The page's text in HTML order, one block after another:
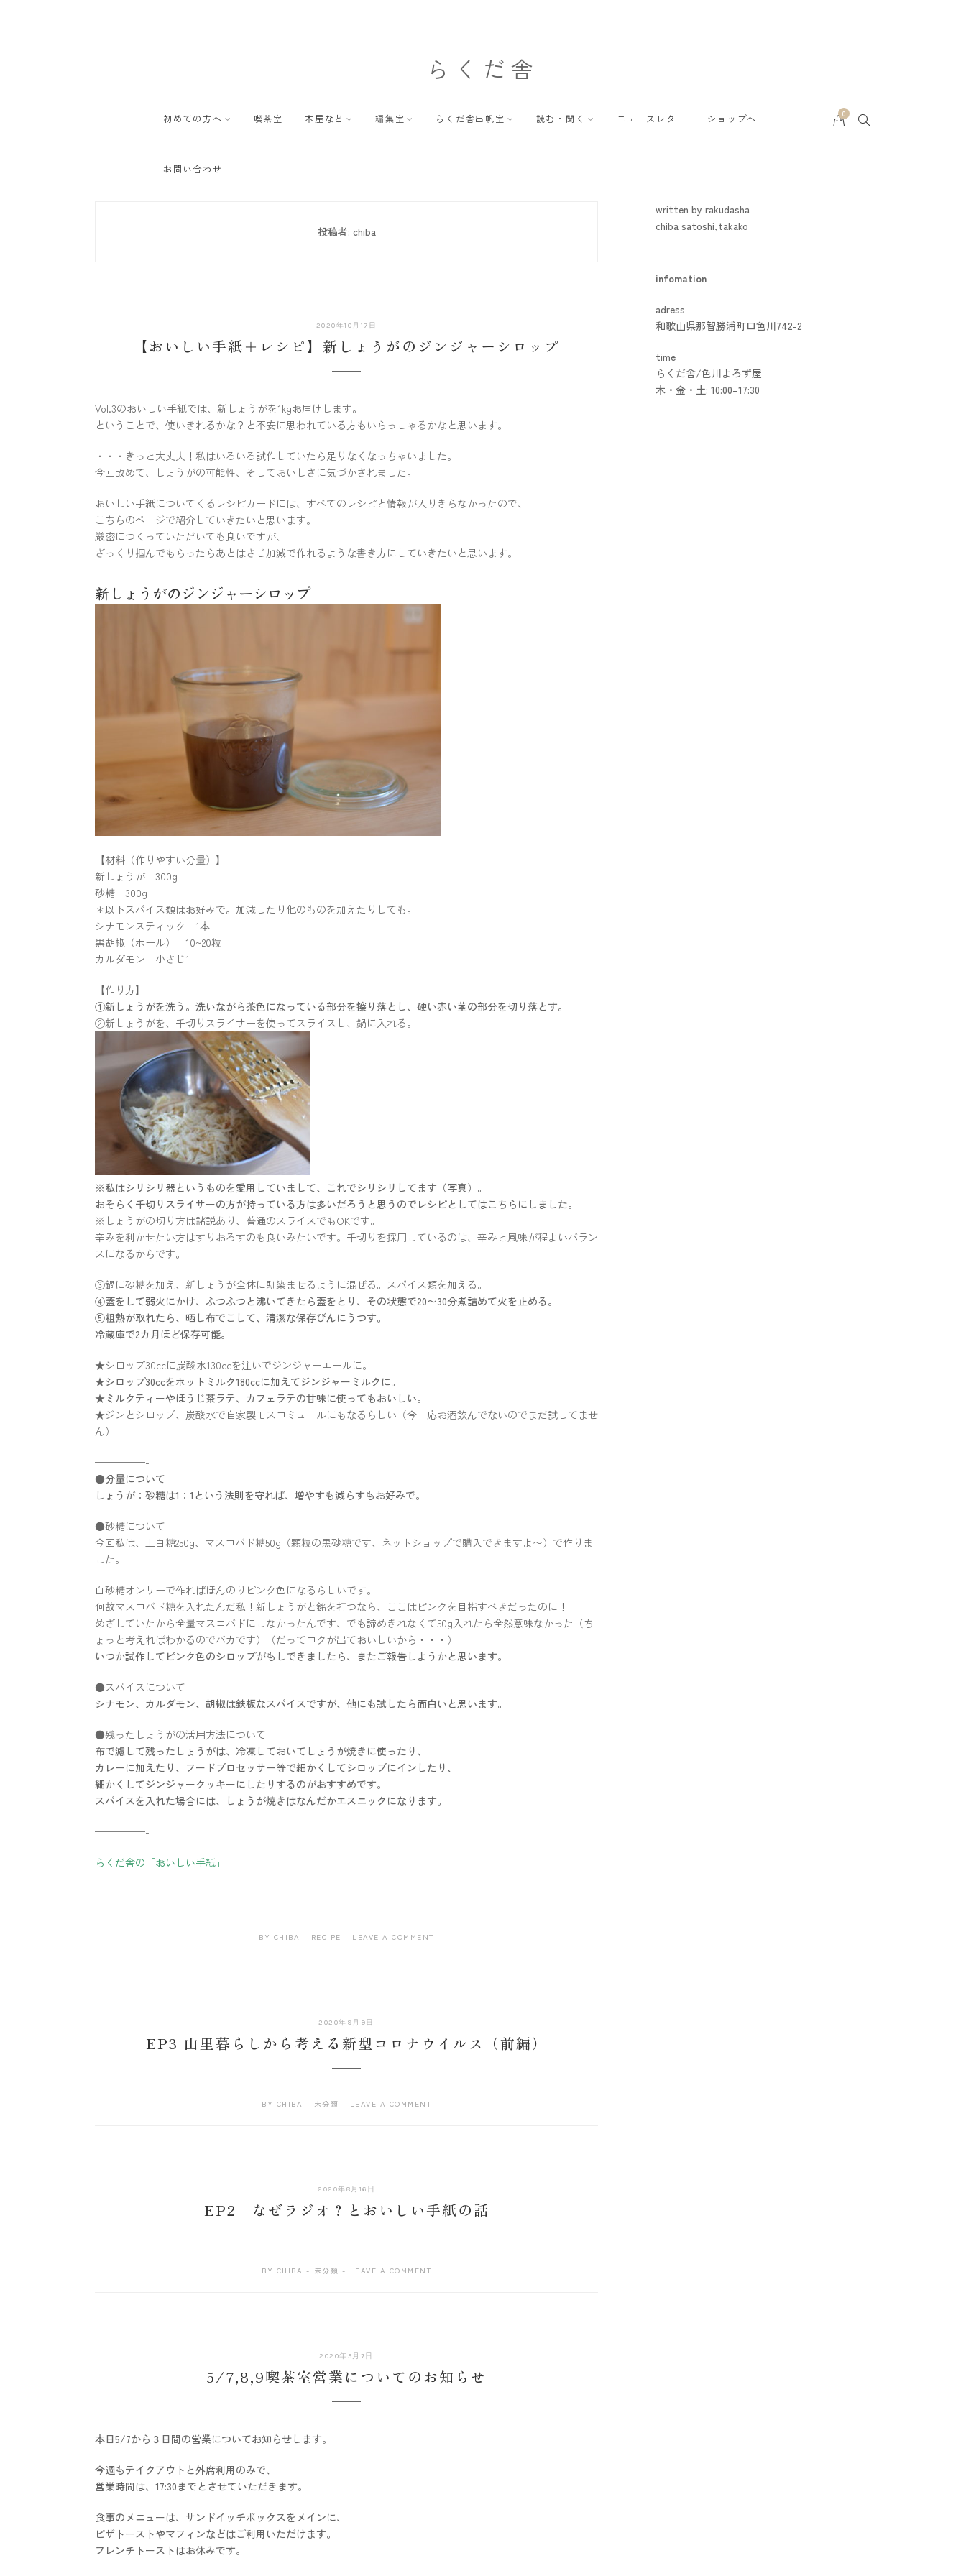
らくだ舎
初めての方へ 喫茶室 本屋など 編集室 らくだ舎出帆室 読む・聞く ニュースレター ショップへ
お問い合わせ
SEARCH
Cart
0
投稿者: chiba
2020年10月17日
【おいしい手紙＋レシピ】新しょうがのジンジャーシロップ
Vol.3のおいしい手紙では、新しょうがを1kgお届けします。
ということで、使いきれるかな？と不安に思われている方もいらっしゃるかなと思います。
・・・きっと大丈夫！私はいろいろ試作していたら足りなくなっちゃいました。
今回改めて、しょうがの可能性、そしておいしさに気づかされました。
おいしい手紙についてくるレシピカードには、すべてのレシピと情報が入りきらなかったので、
こちらのページで紹介していきたいと思います。
厳密につくっていただいても良いですが、
ざっくり掴んでもらったらあとはさじ加減で作れるような書き方にしていきたいと思います。
新しょうがのジンジャーシロップ
【材料（作りやすい分量）】
新しょうが 300g
砂糖 300g
＊以下スパイス類はお好みで。加減したり他のものを加えたりしても。
シナモンスティック 1本
黒胡椒（ホール） 10~20粒
カルダモン 小さじ1
【作り方】
①新しょうがを洗う。洗いながら茶色になっている部分を擦り落とし、硬い赤い茎の部分を切り落とす。
②新しょうがを、千切りスライサーを使ってスライスし、鍋に入れる。
※私はシリシリ器というものを愛用していまして、これでシリシリしてます（写真）。
おそらく千切りスライサーの方が持っている方は多いだろうと思うのでレシピとしてはこちらにしました。
※しょうがの切り方は諸説あり、普通のスライスでもOKです。
辛みを利かせたい方はすりおろすのも良いみたいです。千切りを採用しているのは、辛みと風味が程よいバラン
スになるからです。
③鍋に砂糖を加え、新しょうが全体に馴染ませるように混ぜる。スパイス類を加える。
④蓋をして弱火にかけ、ふつふつと沸いてきたら蓋をとり、その状態で20〜30分煮詰めて火を止める。
⑤粗熱が取れたら、晒し布でこして、清潔な保存びんにうつす。
冷蔵庫で2カ月ほど保存可能。
★シロップ30ccに炭酸水130ccを注いでジンジャーエールに。
★シロップ30ccをホットミルク180ccに加えてジンジャーミルクに。
★ミルクティーやほうじ茶ラテ、カフェラテの甘味に使ってもおいしい。
★ジンとシロップ、炭酸水で自家製モスコミュールにもなるらしい（今一応お酒飲んでないのでまだ試してませ
ん）
—————-
●分量について
しょうが：砂糖は1：1という法則を守れば、増やすも減らすもお好みで。
●砂糖について
今回私は、上白糖250g、マスコバド糖50g（顆粒の黒砂糖です、ネットショップで購入できますよ〜）で作りま
した。
白砂糖オンリーで作ればほんのりピンク色になるらしいです。
何故マスコバド糖を入れたんだ私！新しょうがと銘を打つなら、ここはピンクを目指すべきだったのに！
めざしていたから全量マスコバドにしなかったんです、でも諦めきれなくて50g入れたら全然意味なかった（ち
ょっと考えればわかるのでバカです）（だってコクが出ておいしいから・・・）
いつか試作してピンク色のシロップがもしできましたら、またご報告しようかと思います。
●スパイスについて
シナモン、カルダモン、胡椒は鉄板なスパイスですが、他にも試したら面白いと思います。
●残ったしょうがの活用方法について
布で濾して残ったしょうがは、冷凍しておいてしょうが焼きに使ったり、
カレーに加えたり、フードプロセッサー等で細かくしてシロップにインしたり、
細かくしてジンジャークッキーにしたりするのがおすすめです。
スパイスを入れた場合には、しょうが焼きはなんだかエスニックになります。
—————-
らくだ舎の「おいしい手紙」
BY CHIBA RECIPE LEAVE A COMMENT
2020年9月9日
9
EP3 山里暮らしから考える新型コロナウイルス（前編）
BY CHIBA 未分類 LEAVE A COMMENT
2020年8月16日
9
EP2 なぜラジオ？とおいしい手紙の話
BY CHIBA 未分類 LEAVE A COMMENT
2020年5月7日
5
5/7,8,9喫茶室営業についてのお知らせ
本日5/7から３日間の営業についてお知らせします。
今週もテイクアウトと外席利用のみで、
営業時間は、17:30までとさせていただきます。
食事のメニューは、サンドイッチボックスをメインに、
ピザトーストやマフィンなどはご利用いただけます。
フレンチトーストはお休みです。
written by rakudasha
chiba satoshi,takako
infomation
adress
和歌山県那智勝浦町口色川742-2
time
らくだ舎/色川よろず屋
木・金・土: 10:00–17:30